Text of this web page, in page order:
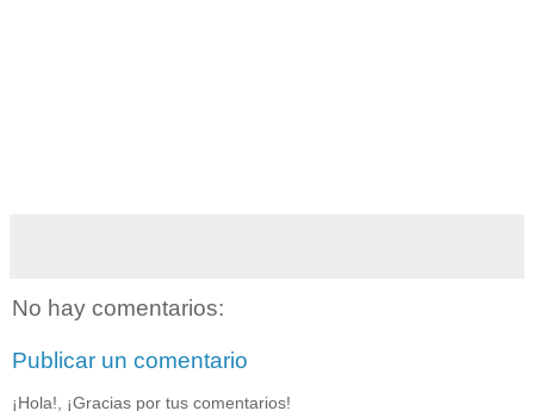
No hay comentarios:
Publicar un comentario
¡Hola!, ¡Gracias por tus comentarios!